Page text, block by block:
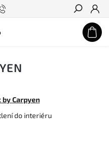
Hledat
Carpyen
do interiéru